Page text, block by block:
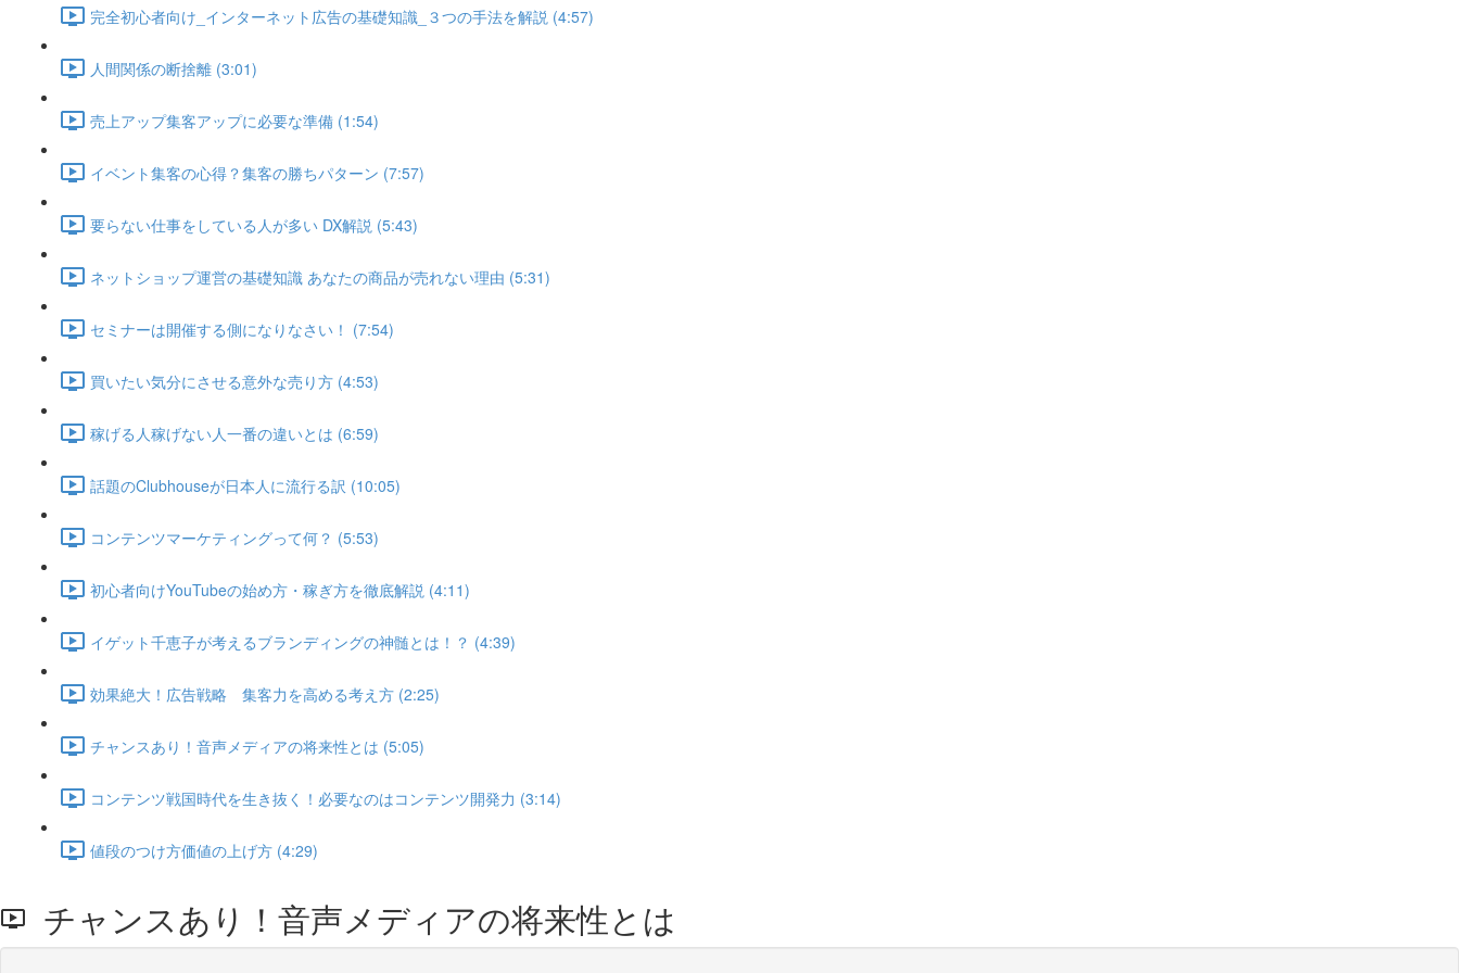
完全初心者向け_インターネット広告の基礎知識_３つの手法を解説 (4:57)
人間関係の断捨離 (3:01)
売上アップ集客アップに必要な準備 (1:54)
イベント集客の心得？集客の勝ちパターン (7:57)
要らない仕事をしている人が多い DX解説 (5:43)
ネットショップ運営の基礎知識 あなたの商品が売れない理由 (5:31)
セミナーは開催する側になりなさい！ (7:54)
買いたい気分にさせる意外な売り方 (4:53)
稼げる人稼げない人一番の違いとは (6:59)
話題のClubhouseが日本人に流行る訳 (10:05)
コンテンツマーケティングって何？ (5:53)
初心者向けYouTubeの始め方・稼ぎ方を徹底解説 (4:11)
イゲット千恵子が考えるブランディングの神髄とは！？ (4:39)
効果絶大！広告戦略 集客力を高める考え方 (2:25)
チャンスあり！音声メディアの将来性とは (5:05)
コンテンツ戦国時代を生き抜く！必要なのはコンテンツ開発力 (3:14)
値段のつけ方価値の上げ方 (4:29)
チャンスあり！音声メディアの将来性とは